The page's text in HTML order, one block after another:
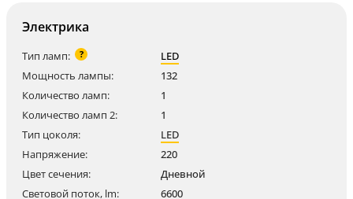
Электрика
Тип ламп: ?
LED
Мощность лампы:
132
Количество ламп:
1
Количество ламп 2:
1
Тип цоколя:
LED
Напряжение:
220
Цвет сечения:
Дневной
Световой поток, lm:
6600